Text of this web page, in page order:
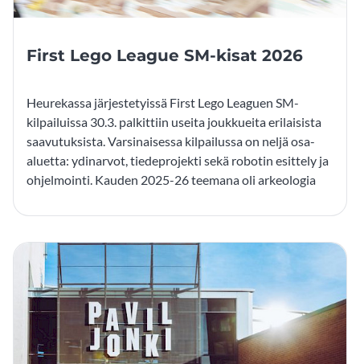
First Lego League SM-kisat 2026
Heurekassa järjestetyissä First Lego Leaguen SM-
kilpailuissa 30.3. palkittiin useita joukkueita erilaisista
saavutuksista. Varsinaisessa kilpailussa on neljä osa-
aluetta: ydinarvot, tiedeprojekti sekä robotin esittely ja
ohjelmointi. Kauden 2025-26 teemana oli arkeologia